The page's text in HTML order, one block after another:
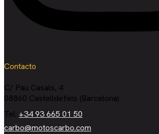
Contacto
C/ Pau Casals, 4
08860 Castelldefels (Barcelona)
Tel: +34 93 665 01 50
carbo@motoscarbo.com